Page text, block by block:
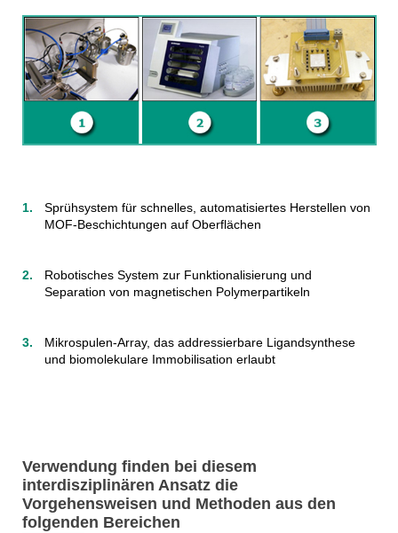
Sprühsystem für schnelles, automatisiertes Herstellen von
MOF-Beschichtungen auf Oberflächen
Robotisches System zur Funktionalisierung und
Separation von magnetischen Polymerpartikeln
Mikrospulen-Array, das addressierbare Ligandsynthese
und biomolekulare Immobilisation erlaubt
Verwendung finden bei diesem
interdisziplinären Ansatz die
Vorgehensweisen und Methoden aus den
folgenden Bereichen